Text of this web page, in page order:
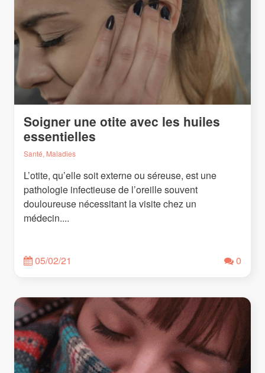
Soigner une otite avec les huiles
essentielles
Santé, Maladies
L’otite, qu’elle soit externe ou séreuse, est une
pathologie infectieuse de l’oreille souvent
douloureuse nécessitant la visite chez un
médecin....
05/02/21 0